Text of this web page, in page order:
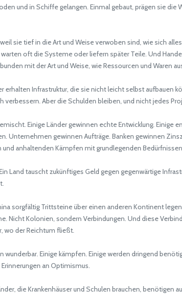
und in Schiffe gelangen. Einmal gebaut, prägen sie die
sie tief in die Art und Weise verwoben sind, wie sich
oft die Systeme oder liefern später Teile. Und
mit der Art und Weise, wie Ressourcen und Waren
Infrastruktur, die sie nicht leicht selbst aufbauen
Aber die Schulden bleiben, und nicht jedes
Einige Länder gewinnen echte Entwicklung. Einige
Unternehmen gewinnen Aufträge. Banken gewinnen
anhaltenden Kämpfen mit grundlegenden
tauscht zukünftiges Geld gegen gegenwärtige
sorgfältig Trittsteine über einen anderen Kontinent
Nicht Kolonien, sondern Verbindungen. Und diese
wo der Reichtum fließt.
Einige kämpfen. Einige werden dringend
an Optimismus.
die Krankenhäuser und Schulen brauchen, benötigen